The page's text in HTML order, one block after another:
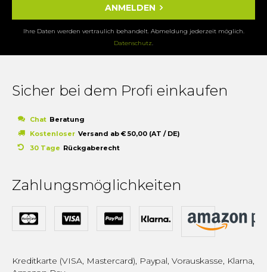
ANMELDEN
Ihre Daten werden vertraulich behandelt. Abmeldung jederzeit möglich.
Datenschutz.
Sicher bei dem Profi einkaufen
Chat Beratung
Kostenloser Versand ab € 50,00 (AT / DE)
30 Tage Rückgaberecht
Zahlungsmöglichkeiten
Kreditkarte (VISA, Mastercard), Paypal, Vorauskasse, Klarna,